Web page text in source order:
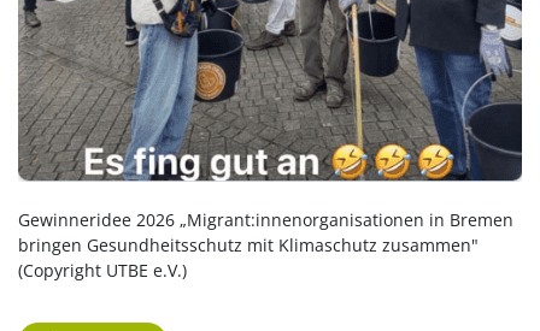
Gewinneridee 2026 „Migrant:innenorganisationen in Bremen
bringen Gesundheitsschutz mit Klimaschutz zusammen"
(Copyright UTBE e.V.)